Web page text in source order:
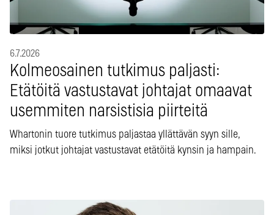
6.7.2026
Kolmeosainen tutkimus paljasti:
Etätöitä vastustavat johtajat omaavat
usemmiten narsistisia piirteitä
Whartonin tuore tutkimus paljastaa yllättävän syyn sille,
miksi jotkut johtajat vastustavat etätöitä kynsin ja hampain.